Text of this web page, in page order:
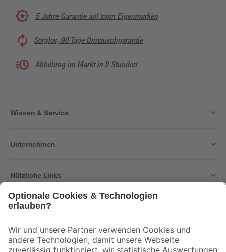
5 Jahre Garantie auf toom Eigenmarken
Sorglos, 90 Tage Umtauschgarantie
Abholung im Markt in 2 Stunden
Wissen & Service
Unternehmen
Nützliche Links
Der toom Newsletter: Keine Angebote und Aktionen mehr verpassen!